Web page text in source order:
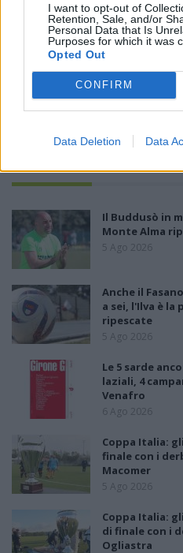
I want to opt-out of
Retention, Sale, and/or
Personal Data that Is
Purposes for which it was
Opted Out
CONFIRM
Data Deletion Data
Il Buddusò in
Monte Alma
5 Ago 2026
Anche il
a sei, l'Ilva è la
ripescate
5 Ago 2026
Le 5 sarde
laziali, 4
Venafro
6 Ago 2026
Coppa Italia:
finale con i
Macomer
5 Ago 2026
Coppa Italia:
di finale con i
Ogliastra